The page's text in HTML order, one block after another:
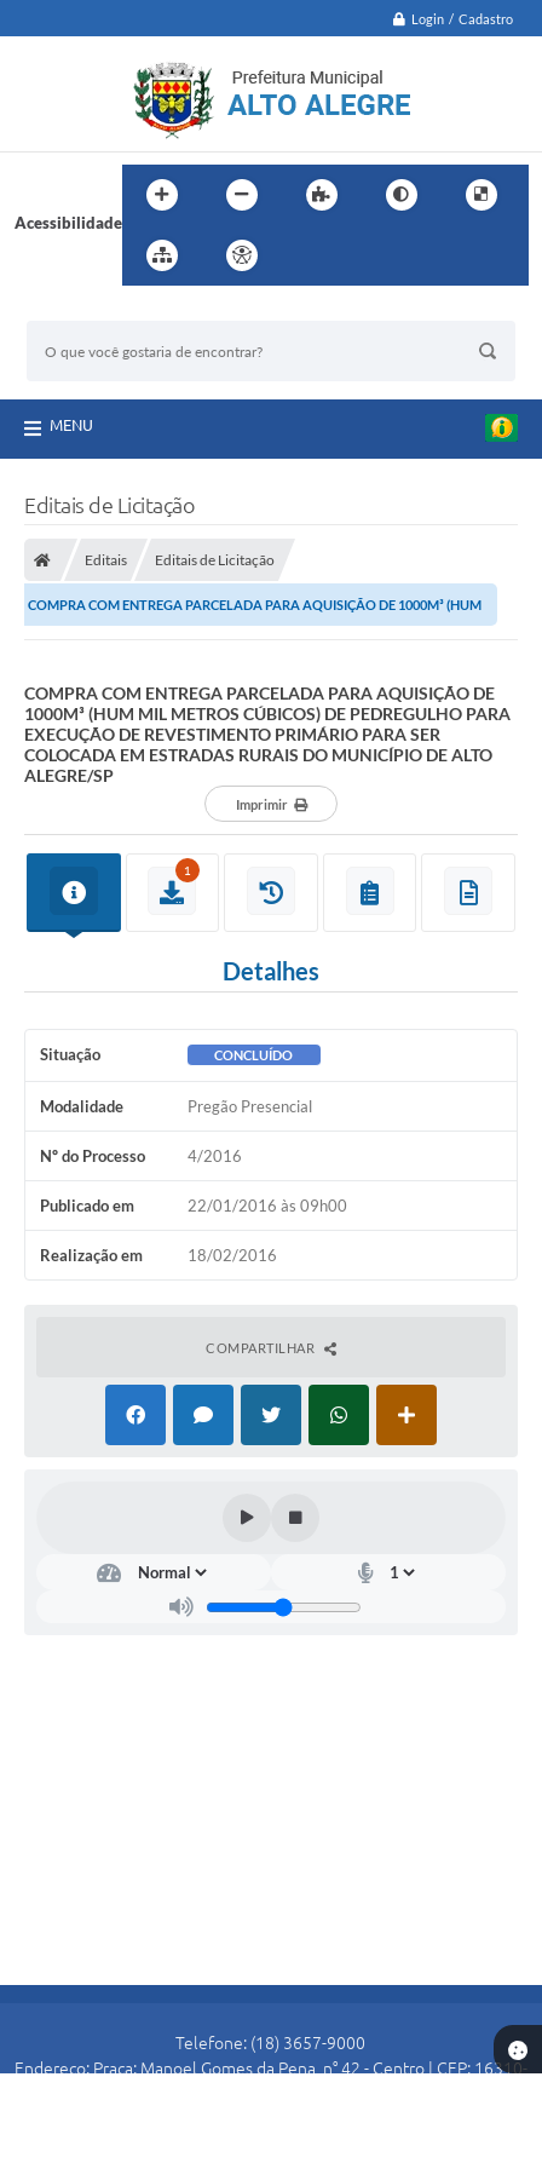
Login / Cadastro
Acessibilidade
MENU
Editais de Licitação
Editais Editais de Licitação
COMPRA COM ENTREGA PARCELADA PARA AQUISIÇÃO DE 1000M³ (HUM
COMPRA COM ENTREGA PARCELADA PARA AQUISIÇÃO DE
1000M³ (HUM MIL METROS CÚBICOS) DE PEDREGULHO PARA
EXECUÇÃO DE REVESTIMENTO PRIMÁRIO PARA SER
COLOCADA EM ESTRADAS RURAIS DO MUNICÍPIO DE ALTO
ALEGRE/SP
Imprimir
1
Detalhes
Situação CONCLUÍDO
Modalidade Pregão Presencial
Nº do Processo 4/2016
Publicado em 22/01/2016 às 09h00
Realização em 18/02/2016
COMPARTILHAR
Telefone: (18) 3657-9000
Endereço: Praça: Manoel Gomes da Pena, n° 42 - Centro | CEP: 16310-